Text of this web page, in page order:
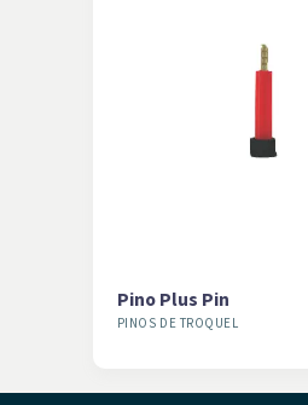
PINOS DE TROQUEL
Pino Plus Pin